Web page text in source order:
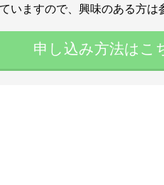
いますので、興味のある方は
申し込み方法はこ